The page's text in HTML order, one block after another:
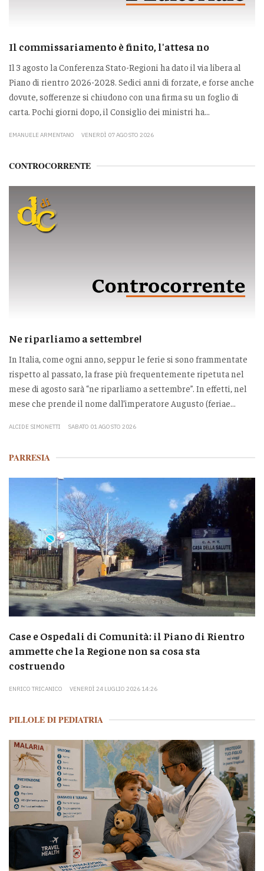
Il commissariamento è finito, l'attesa no
Il 3 agosto la Conferenza Stato-Regioni ha dato il via libera al
Piano di rientro 2026-2028. Sedici anni di forzate, e forse anche
dovute, sofferenze si chiudono con una firma su un foglio di
carta. Pochi giorni dopo, il Consiglio dei ministri ha...
EMANUELE ARMENTANO VENERDÌ 07 AGOSTO 2026
CONTROCORRENTE
Ne riparliamo a settembre!
In Italia, come ogni anno, seppur le ferie si sono frammentate
rispetto al passato, la frase più frequentemente ripetuta nel
mese di agosto sarà “ne riparliamo a settembre”. In effetti, nel
mese che prende il nome dall’imperatore Augusto (feriae...
ALCIDE SIMONETTI SABATO 01 AGOSTO 2026
PARRESIA
Case e Ospedali di Comunità: il Piano di Rientro
ammette che la Regione non sa cosa sta
costruendo
ENRICO TRICANICO VENERDÌ 24 LUGLIO 2026 14:26
PILLOLE DI PEDIATRIA